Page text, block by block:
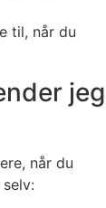
til, når du
jeg
når du